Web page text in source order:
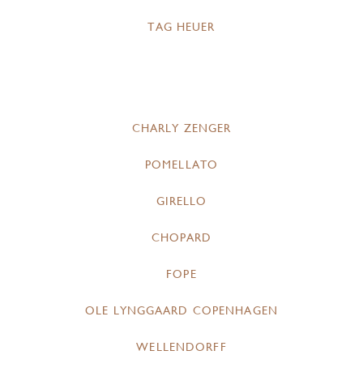
TAG HEUER
CHARLY ZENGER
POMELLATO
GIRELLO
CHOPARD
FOPE
OLE LYNGGAARD COPENHAGEN
WELLENDORFF